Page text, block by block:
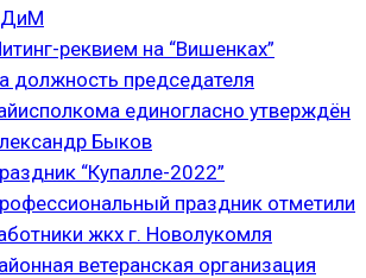
реквием на “Вишенках”
должность председателя
единогласно утверждён
Быков
“Купалле-2022”
праздник отметили
жкх г. Новолукомля
ветеранская организация